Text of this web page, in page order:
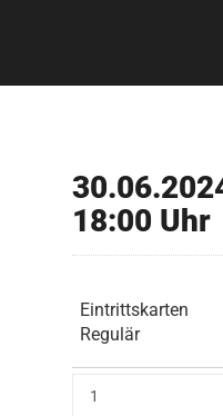
18:00 Uhr
Eintrittskarten
Regulär